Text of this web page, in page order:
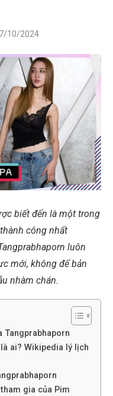
10/2024
biết đến là một trong
công nhất
luôn
mới, không để bản
nhàm chán.
Tangprabhaporn
ai? Wikipedia lý lịch
gia của Pim